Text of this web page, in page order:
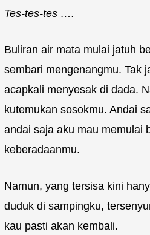
Tes-tes-tes ….
Buliran air mata mulai jatuh
sembari mengenangmu. Tak
acapkali menyesak di dada.
kutemukan sosokmu. Andai
andai saja aku mau memulai
keberadaanmu.
Namun, yang tersisa kini
duduk di sampingku,
kau pasti akan kembali.